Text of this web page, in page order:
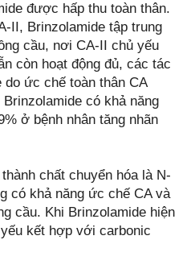
được hấp thu toàn thân.
II, Brinzolamide tập trung
cầu, nơi CA-II chủ yếu
còn hoạt động đủ, các tác
do ức chế toàn thân CA
có khả năng
ở bệnh nhân tăng nhãn
chất chuyển hóa là N-
có khả năng ức chế CA và
cầu. Khi Brinzolamide hiện
kết hợp với carbonic